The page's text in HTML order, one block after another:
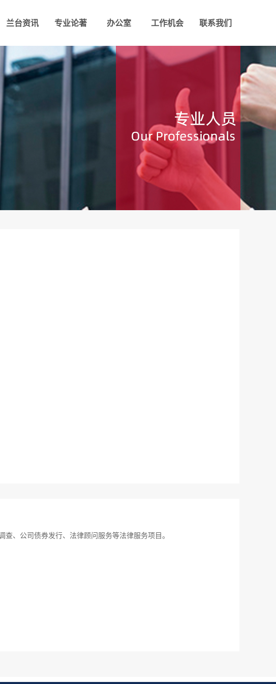
兰台资讯 专业论著 办公室 工作机会 联系我们
、公司债券发行、法律顾问服务等法律服务项目。